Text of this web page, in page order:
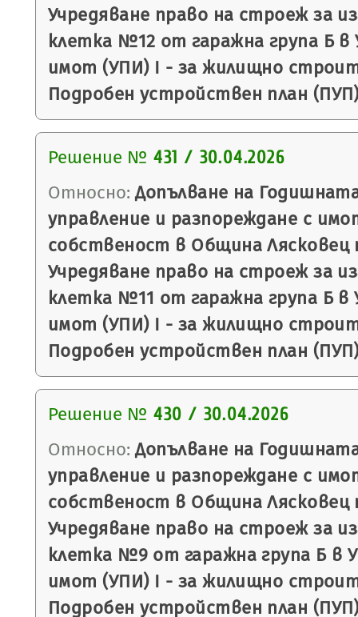
Учредяване право на строеж за
клетка №12 от гаражна група Б в
имот (УПИ) I - за жилищно
Подробен устройствен план
Решение № 431 / 30.04.2026
Относно: Допълване на
управление и разпореждане с
собственост в Община Лясковец
Учредяване право на строеж за
клетка №11 от гаражна група Б в
имот (УПИ) I - за жилищно
Подробен устройствен план
Решение № 430 / 30.04.2026
Относно: Допълване на
управление и разпореждане с
собственост в Община Лясковец
Учредяване право на строеж за
клетка №9 от гаражна група Б в
имот (УПИ) I - за жилищно
Подробен устройствен план